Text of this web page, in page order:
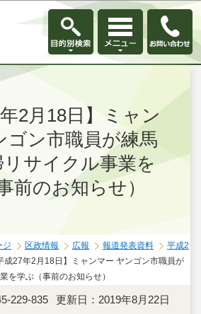
ページの本文へ移動
2月18日】ミャン
ゴン市職員が練馬
リサイクル事業を
前のお知らせ）
ジ 区政情報 広報 報道発表資料
平成2
成27年2月18日】ミャンマー ヤンゴン市職員が
を学ぶ（事前のお知らせ）
229-835 更新日：2019年8月22日